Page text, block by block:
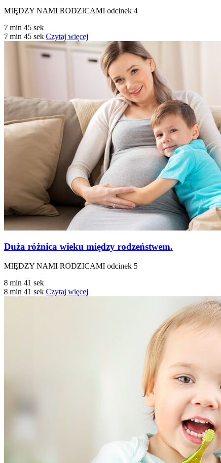
MIĘDZY NAMI RODZICAMI odcinek 4
7 min 45 sek
7 min 45 sek Czytaj więcej
Duża różnica wieku między rodzeństwem.
MIĘDZY NAMI RODZICAMI odcinek 5
8 min 41 sek
8 min 41 sek Czytaj więcej